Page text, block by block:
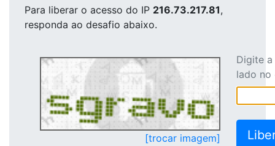
Para liberar o acesso do IP 216.73.217.81,
responda ao desafio abaixo.
[trocar imagem]
Digite
lado no